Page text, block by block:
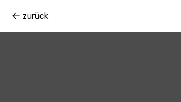
zurück